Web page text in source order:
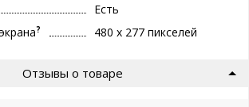
Есть
? 480 x 277 пикселей
Отзывы о товаре